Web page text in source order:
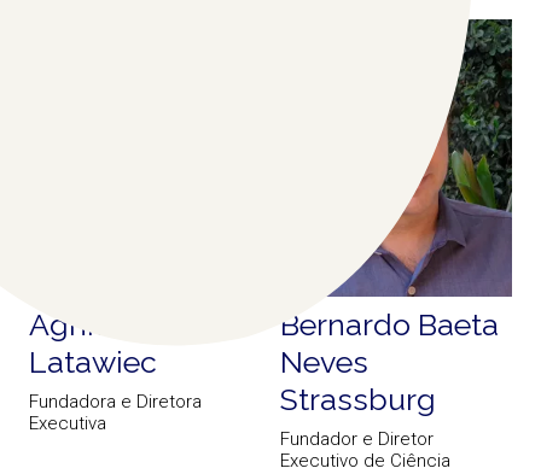
Agnieszka Ewa
Latawiec
Fundadora e Diretora
Executiva
Bernardo Baeta
Neves
Strassburg
Fundador e Diretor
Executivo de Ciência